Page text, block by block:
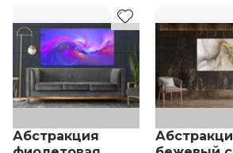
Абстракция